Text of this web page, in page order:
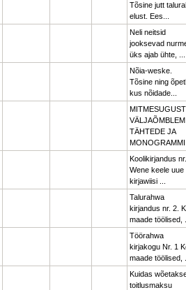
Tõsine jutt
elust. Ees...
Neli neitsid
jooksevad
üks ajab ühte, ...
Nõia-weske.
Tõsine ning
kus nõidade...
TÄHTEDE JA
Koolikirjandus
Wene keele uue
kirjawiisi ...
Talurahwa
kirjandus nr. 2.
maade töölised,
Töörahwa
kirjakogu Nr. 1
maade töölised,
Kuidas
toitlusmaksu